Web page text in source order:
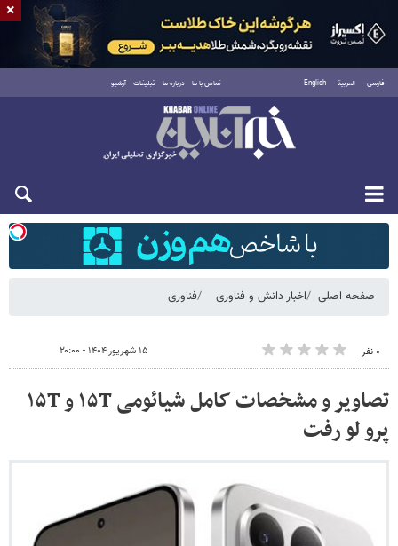
فارسی العربية English تماس با ما درباره ما تبلیغات آرشیو
شنبه ۱۷ مرداد ۱۴۰۵
صفحه اصلی اخبار دانش و فناوری فناوری
۰ نفر ۱۵ شهریور ۱۴۰۴ - ۲۰:۰۰
تصاویر و مشخصات کامل شیائومی ۱۵T و ۱۵T
پرو لو رفت
×